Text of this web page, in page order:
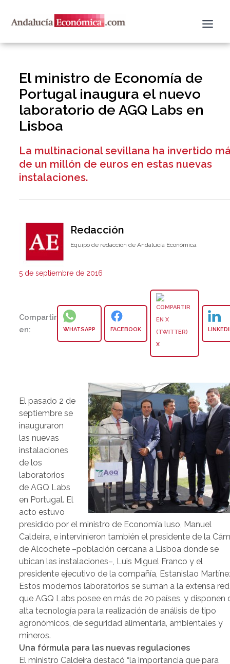
El ministro de Economía de
Portugal inaugura el nuevo
laboratorio de AGQ Labs en
Lisboa
La multinacional sevillana ha invertido
de un millón de euros en estas nuevas
instalaciones.
Redacción
Equipo de redacción de Andalucía Económica.
5 de septiembre de 2016
Compartir
en:
WHATSAPP FACEBOOK
X
El pasado 2 de
septiembre se
inauguraron
las nuevas
instalaciones
de los
laboratorios
de AGQ Labs
en Portugal. El
acto estuvo
presidido por el ministro de Economía luso, Manuel
Caldeira, e intervinieron también el presidente de la
de Alcochete –población cercana a Lisboa donde se
ubican las instalaciones–, Luis Miguel Franco y el
presidente ejecutivo de la compañía, Estanislao
Estos modernos laboratorios se suman a la extensa red
que AGQ Labs posee en más de 20 países, y disponen
alta tecnología para la realización de análisis de tipo
agronómicos, de seguridad alimentaria, ambientales y
mineros.
Una fórmula para las nuevas regulaciones
El ministro Caldeira destacó “la importancia que para